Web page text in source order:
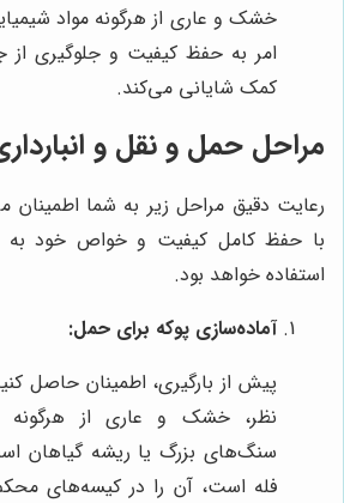
خشک و عاری از هرگونه مواد
امر به حفظ کیفیت و جلوگیری
کمک شایانی می‌کند.
مراحل حمل و نقل و
رعایت دقیق مراحل زیر به شما
با حفظ کامل کیفیت و خواص خود به
استفاده خواهد بود.
آماده‌سازی پوکه برای حمل:
پیش از بارگیری، اطمینان حاصل
نظر، خشک و عاری از هرگونه
سنگ‌های بزرگ یا ریشه گیاهان
فله است، آن را در کیسه‌های